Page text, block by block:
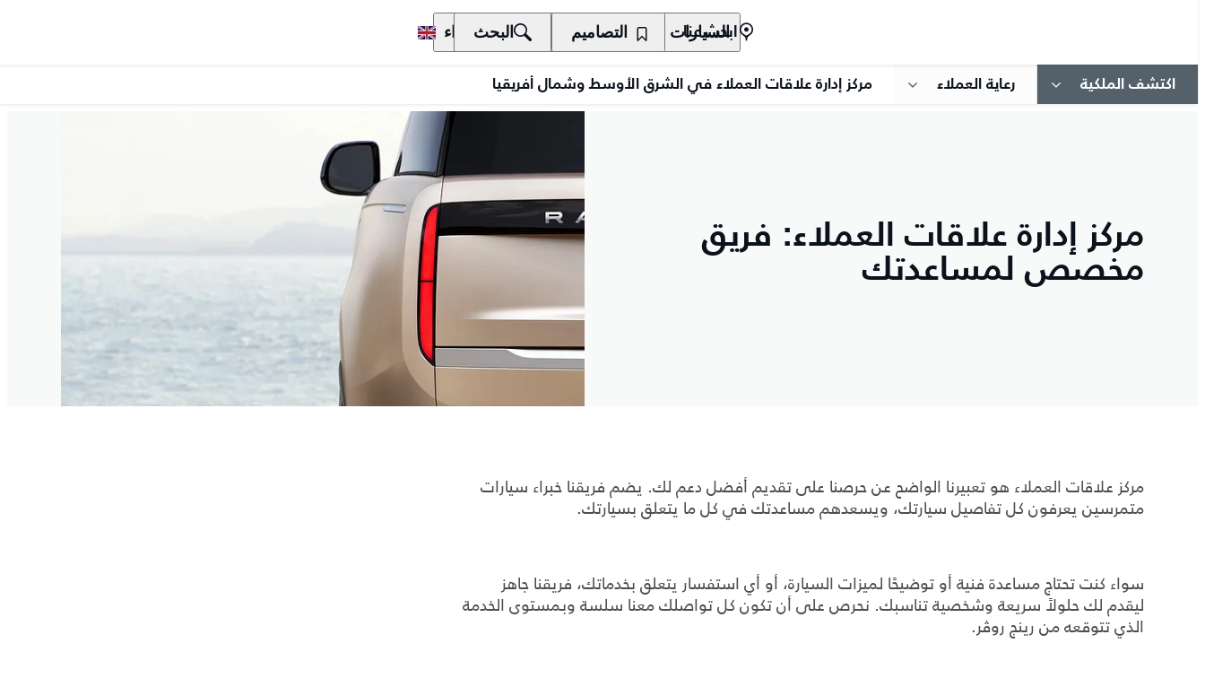
السيارات المالكون الاكتشاف الشراء ابحث عنا التصاميم البحث
اكتشف الملكية رعاية العملاء مركز إدارة علاقات العملاء في الشرق الأوسط وشمال أفريقيا
مركز إدارة علاقات العملاء: فريق
مخصص لمساعدتك
مركز علاقات العملاء هو تعبيرنا الواضح عن حرصنا على تقديم أفضل دعم لك. يضم فريقنا خبراء سيارات
متمرسين يعرفون كل تفاصيل سيارتك، ويسعدهم مساعدتك في كل ما يتعلق بسيارتك.
سواء كنت تحتاج مساعدة فنية أو توضيحًا لميزات السيارة، أو أي استفسار يتعلق بخدماتك، فريقنا جاهز
ليقدم لك حلولاً سريعة وشخصية تناسبك. نحرص على أن تكون كل تواصلك معنا سلسة وبمستوى الخدمة
الذي تتوقعه من رينج روڤر.